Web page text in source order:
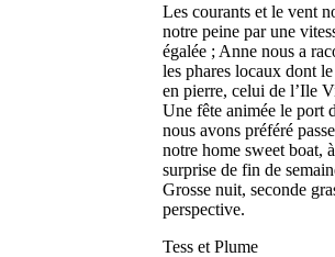
Les courants et le vent
notre peine par une
égalée ; Anne nous a
les phares locaux dont
en pierre, celui de l’Ile
Une fête animée le port
nous avons préféré
notre home sweet boat,
surprise de fin de
Grosse nuit, seconde
perspective.
Tess et Plume